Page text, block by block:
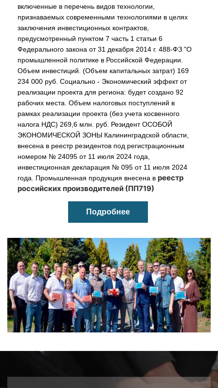
включенные в перечень видов технологии,
признаваемых современными технологиями в целях
заключения инвестиционных контрактов,
предусмотренный пунктом 7 часть 1 статьи 6
Федерального закона от 31 декабря 2014 г. 488-ФЗ "О
промышленной политике в Российской Федерации.
Объем инвестиций. (Объем капитальных затрат) 169
234 000 руб. Социально - Экономический эффект от
реализации проекта для региона: будет создано 92
рабочих места. Объем налоговых поступлений в
рамках реализации проекта (без учета косвенного
налога НДС) 269,6 млн. руб. Резидент ОСОБОЙ
ЭКОНОМИЧЕСКОЙ ЗОНЫ Калининградской области,
внесена в реестр резидентов под регистрационным
номером № 24095 от 11 июля 2024 года,
инвестиционная декларация № 095 от 11 июля 2024
года. Промышленная продукция внесена в реестр
российских производителей (ПП719)
Подробнее